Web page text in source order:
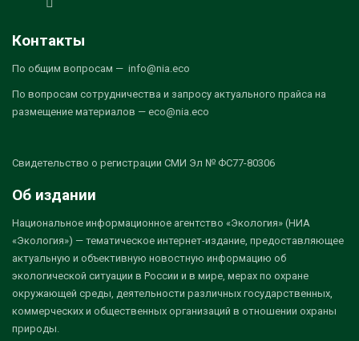
Контакты
По общим вопросам — info@nia.eco
По вопросам сотрудничества и запросу актуального прайса на
размещение материалов — eco@nia.eco
Свидетельство о регистрации СМИ Эл № ФС77-80306
Об издании
Национальное информационное агентство «Экология» (НИА
«Экология») — тематическое интернет-издание, предоставляющее
актуальную и объективную новостную информацию об
экологической ситуации в России и в мире, мерах по охране
окружающей среды, деятельности различных государственных,
коммерческих и общественных организаций в отношении охраны
природы.